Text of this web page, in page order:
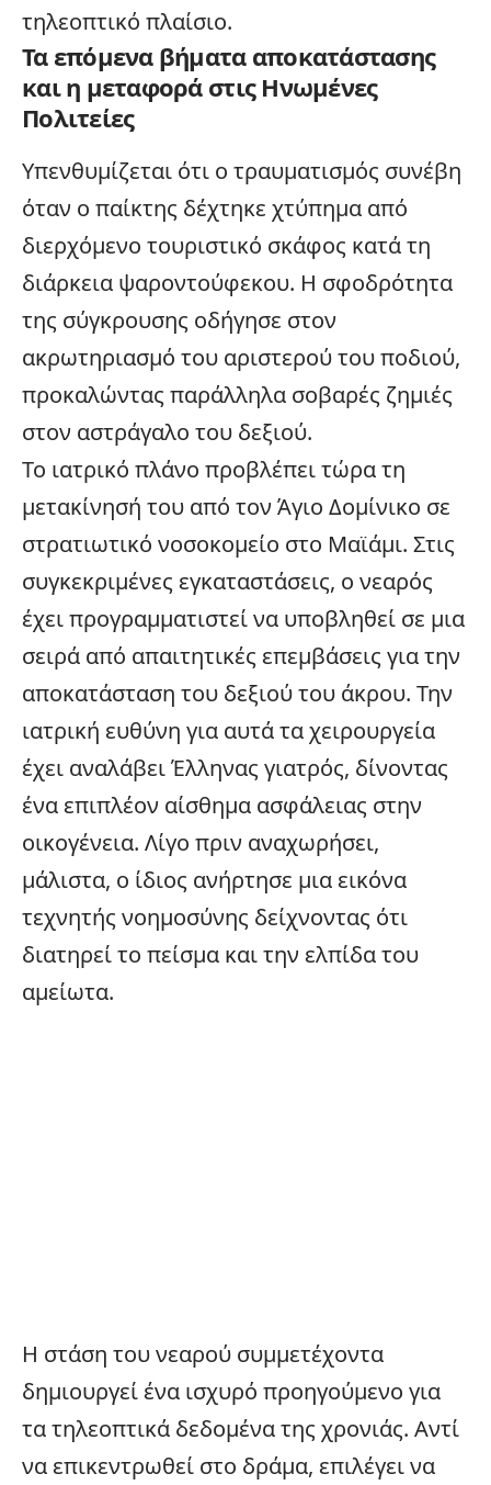
τηλεοπτικό πλαίσιο.
Τα επόμενα βήματα αποκατάστασης
και η μεταφορά στις Ηνωμένες
Πολιτείες
Υπενθυμίζεται ότι ο τραυματισμός συνέβη
όταν ο παίκτης δέχτηκε χτύπημα από
διερχόμενο τουριστικό σκάφος κατά τη
διάρκεια ψαροντούφεκου. Η σφοδρότητα
της σύγκρουσης οδήγησε στον
ακρωτηριασμό του αριστερού του ποδιού,
προκαλώντας παράλληλα σοβαρές ζημιές
στον αστράγαλο του δεξιού.
Το ιατρικό πλάνο προβλέπει τώρα τη
μετακίνησή του από τον Άγιο Δομίνικο σε
στρατιωτικό νοσοκομείο στο Μαϊάμι. Στις
συγκεκριμένες εγκαταστάσεις, ο νεαρός
έχει προγραμματιστεί να υποβληθεί σε μια
σειρά από απαιτητικές επεμβάσεις για την
αποκατάσταση του δεξιού του άκρου. Την
ιατρική ευθύνη για αυτά τα χειρουργεία
έχει αναλάβει Έλληνας γιατρός, δίνοντας
ένα επιπλέον αίσθημα ασφάλειας στην
οικογένεια. Λίγο πριν αναχωρήσει,
μάλιστα, ο ίδιος ανήρτησε μια εικόνα
τεχνητής νοημοσύνης δείχνοντας ότι
διατηρεί το πείσμα και την ελπίδα του
αμείωτα.
Η στάση του νεαρού συμμετέχοντα
δημιουργεί ένα ισχυρό προηγούμενο για
τα τηλεοπτικά δεδομένα της χρονιάς. Αντί
να επικεντρωθεί στο δράμα, επιλέγει να